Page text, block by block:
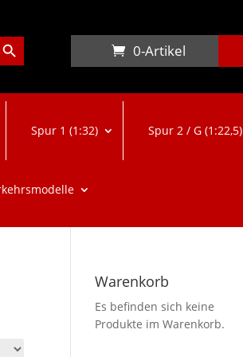
Button
0-Artikel
Spur 1 (1:32) Spur 2 / G (1:22,5)
Warenkorb
Es befinden sich keine
Produkte im Warenkorb.